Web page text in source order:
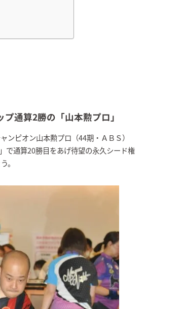
通算2勝の「山本勲プロ」
ンピオン山本勲プロ（44期・ＡＢＳ）
で通算20勝目をあげ待望の永久シード権
。